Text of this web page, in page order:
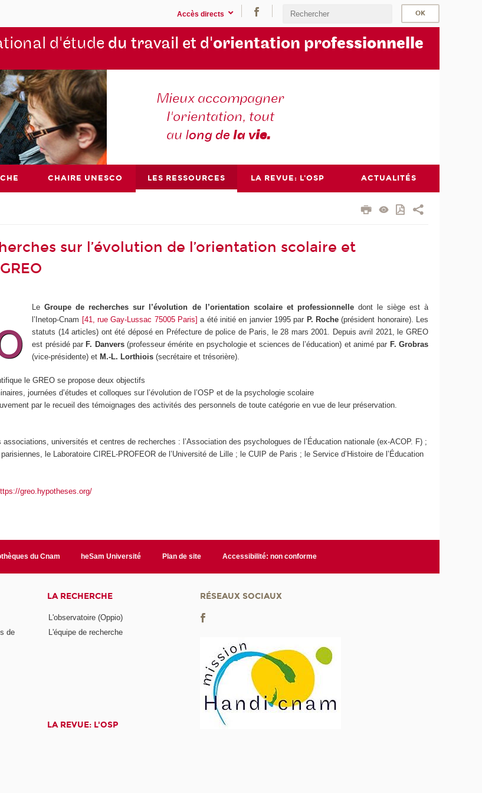
Accès directs
d'étude du travail et d'orientation professionnelle
Mieux accompagner
l'orientation, tout
au long dela vie.
CHAIRE UNESCO LES RESSOURCES LA REVUE: L'OSP ACTUALITÉS
sur l’évolution de l’orientation scolaire et
LeGroupe de recherches sur l’évolution de l’orientation scolaire et professionnelle dont le siège est à
l’Inetop-Cnam [41, rue Gay-Lussac 75005 Paris] a été initié en janvier 1995 par P. Roche(président honoraire). Les
statuts (14 articles) ont été déposé en Préfecture de police de Paris, le 28 mars 2001. Depuis avril 2021, le GREO
est présidé parF. Danvers (professeur émérite en psychologie et sciences de l’éducation) et animé par F. Grobras
(vice-présidente) et M.-L. Lorthiois(secrétaire et trésorière).
le GREO se propose deux objectifs
journées d’études et colloques sur l’évolution de l’OSP et de la psychologie scolaire
par le recueil des témoignages des activités des personnels de toute catégorie en vue de leur préservation.
associations, universités et centres de recherches : l’Association des psychologues de l’Éducation nationale (ex-ACOP. F) ;
le Laboratoire CIREL-PROFEOR de l’Université de Lille ; le CUIP de Paris ; le Service d’Histoire de l’Éducation
greo.hypotheses.org/
du Cnam heSam Université Plan de site Accessibilité: non conforme
de
LA RECHERCHE
L'observatoire (Oppio)
L'équipe de recherche
LA REVUE: L'OSP
RÉSEAUX SOCIAUX